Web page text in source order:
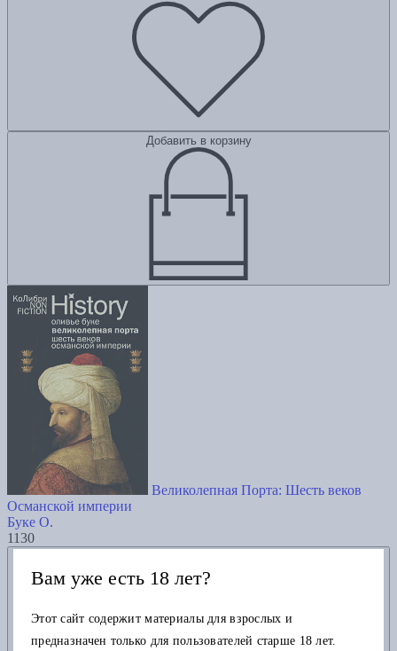
Добавить в корзину
Великолепная Порта: Шесть веков
Османской империи
Буке О.
1130
Вам уже есть 18 лет?
Этот сайт содержит материалы для взрослых и
предназначен только для пользователей старше 18 лет.